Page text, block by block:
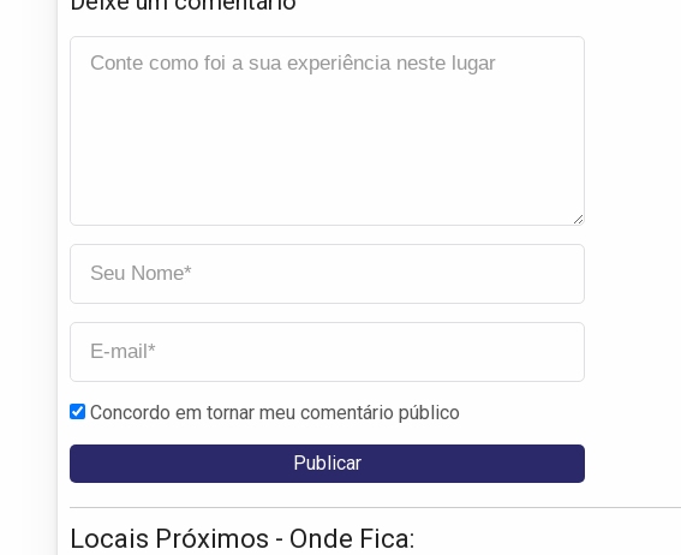
Concordo em tornar meu comentário público
Locais Próximos - Onde Fica: